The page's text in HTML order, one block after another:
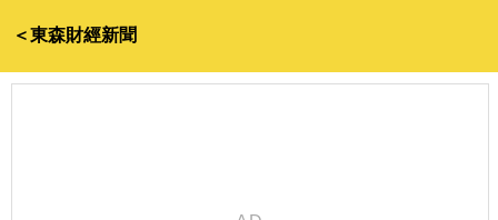
＜東森財經新聞